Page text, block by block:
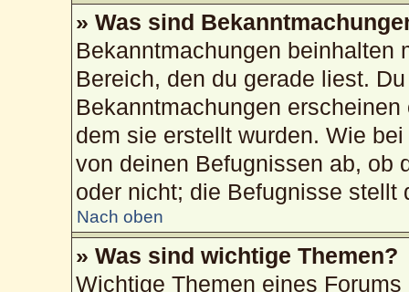
» Was sind
Bekanntmachungen beinhalten
Bereich, den du gerade liest.
Bekanntmachungen
dem sie erstellt wurden. Wie
von deinen Befugnissen ab, ob
oder nicht; die Befugnisse stellt
Nach oben
» Was sind wichtige Themen?
Wichtige Themen eines